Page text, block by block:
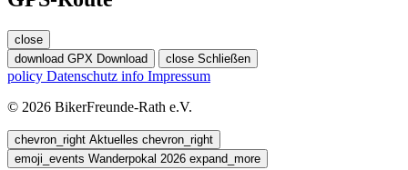
close
download GPX Download close Schließen
policy Datenschutz info Impressum
© 2026 BikerFreunde-Rath e.V.
chevron_right Aktuelles chevron_right
emoji_events Wanderpokal 2026 expand_more